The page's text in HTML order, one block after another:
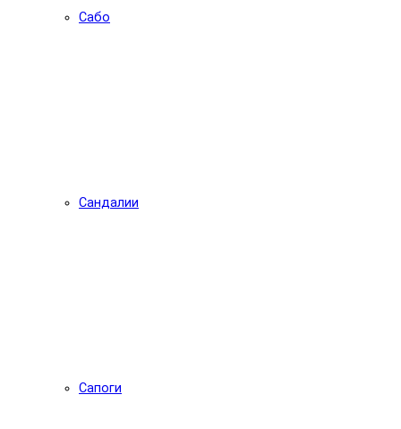
Сабо
Сандалии
Сапоги